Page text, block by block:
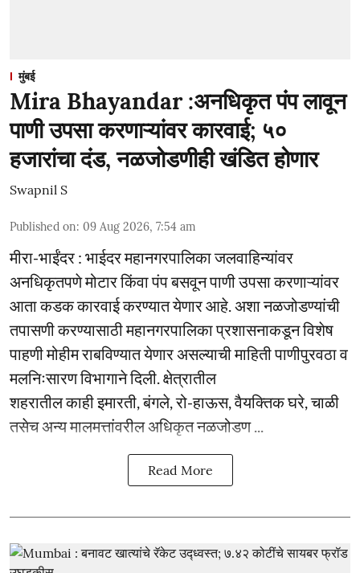
मुंबई
Mira Bhayandar :अनधिकृत पंप लावून
पाणी उपसा करणाऱ्यांवर कारवाई; ५०
हजारांचा दंड, नळजोडणीही खंडित होणार
Swapnil S
Published on: 09 Aug 2026, 7:54 am
मीरा-भाईंदर : भाईदर महानगरपालिका जलवाहिन्यांवर
अनधिकृतपणे मोटार किंवा पंप बसवून पाणी उपसा करणाऱ्यांवर
आता कडक कारवाई करण्यात येणार आहे. अशा नळजोडण्यांची
तपासणी करण्यासाठी महानगरपालिका प्रशासनाकडून विशेष
पाहणी मोहीम राबविण्यात येणार असल्याची माहिती पाणीपुरवठा व
मलनिःसारण विभागाने दिली. क्षेत्रातील
शहरातील काही इमारती, बंगले, रो-हाऊस, वैयक्तिक घरे, चाळी
तसेच अन्य मालमत्तांवरील अधिकृत नळजोडण ...
Read More